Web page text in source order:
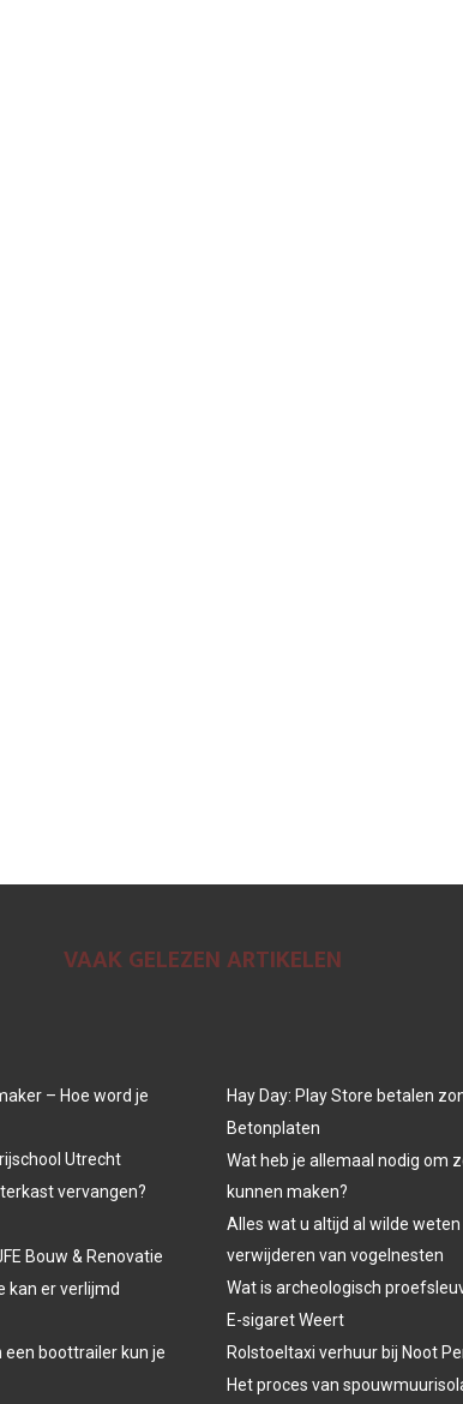
VAAK GELEZEN ARTIKELEN
– Hoe word je
Utrecht
vervangen?
Bouw & Renovatie
kan er verlijmd
een boottrailer kun je
Hay Day: Play Store betalen
Betonplaten
Wat heb je allemaal nodig om
kunnen maken?
Alles wat u altijd al wilde
verwijderen van vogelnesten
Wat is archeologisch
E-sigaret Weert
Rolstoeltaxi verhuur bij Noot
Het proces van